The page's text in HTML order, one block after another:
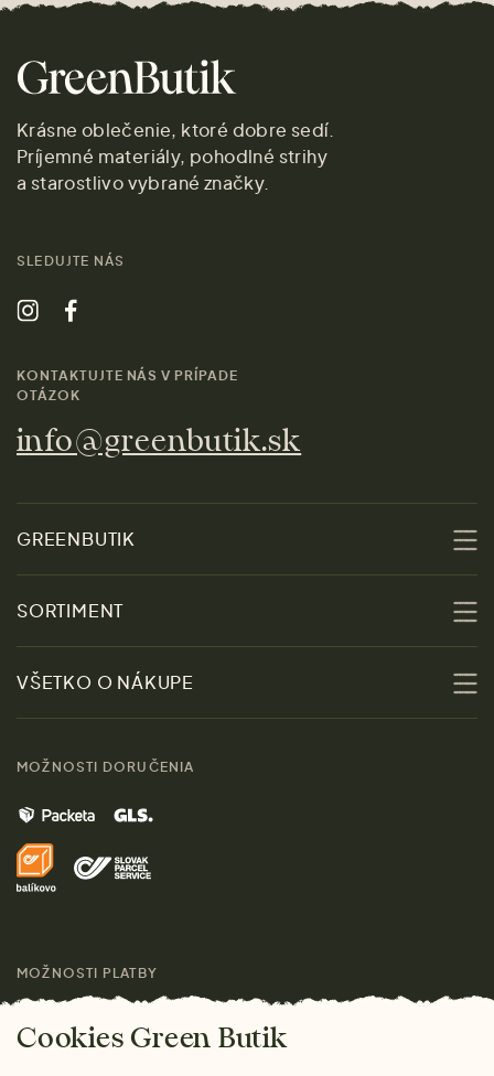
Krásne oblečenie, ktoré dobre sedí.
Príjemné materiály, pohodlné strihy
a starostlivo vybrané značky.
SLEDUJTE NÁS
KONTAKTUJTE NÁS V PRÍPADE
OTÁZOK
info@greenbutik.sk
GREENBUTIK
Udržateľnosť
Kontakt
Značky
Pre médiá
SORTIMENT
Zľavy
Ženy
Muži
Domov
Darčeky
VŠETKO O NÁKUPE
Doprava a platba
MOŽNOSTI DORUČENIA
MOŽNOSTI PLATBY
Cookies Green Butik